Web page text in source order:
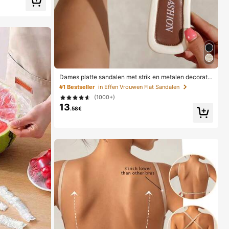
must have
Dames platte sandalen met strik en metalen decorati
e, geweven van stro, comfortabele minimalistische sti
jl voor vakantie, strand, thuis, dagelijks gebruik, witte
geweven open-teen slippers voor de zomer, boho chi
c
#1 Bestseller in Effen Vrouwen Flat Sandalen
(1000+)
13.58€